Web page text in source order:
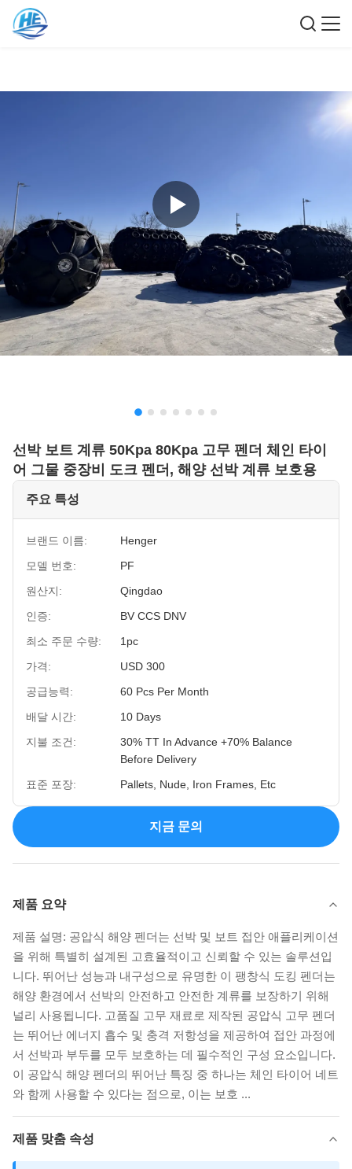
선박 보트 계류 50Kpa 80Kpa 고무 펜더 체인 타이
어 그물 중장비 도크 펜더, 해양 선박 계류 보호용
주요 특성
브랜드 이름:
Henger
모델 번호:
PF
원산지:
Qingdao
인증:
BV CCS DNV
최소 주문 수량:
1pc
가격:
USD 300
공급능력:
60 Pcs Per Month
배달 시간:
10 Days
지불 조건:
30% TT In Advance +70% Balance
Before Delivery
표준 포장:
Pallets, Nude, Iron Frames, Etc
지금 문의
제품 요약
제품 설명: 공압식 해양 펜더는 선박 및 보트 접안 애플리케이션
을 위해 특별히 설계된 고효율적이고 신뢰할 수 있는 솔루션입
니다. 뛰어난 성능과 내구성으로 유명한 이 팽창식 도킹 펜더는
해양 환경에서 선박의 안전하고 안전한 계류를 보장하기 위해
널리 사용됩니다. 고품질 고무 재료로 제작된 공압식 고무 펜더
는 뛰어난 에너지 흡수 및 충격 저항성을 제공하여 접안 과정에
서 선박과 부두를 모두 보호하는 데 필수적인 구성 요소입니다.
이 공압식 해양 펜더의 뛰어난 특징 중 하나는 체인 타이어 네트
와 함께 사용할 수 있다는 점으로, 이는 보호 ...
제품 맞춤 속성